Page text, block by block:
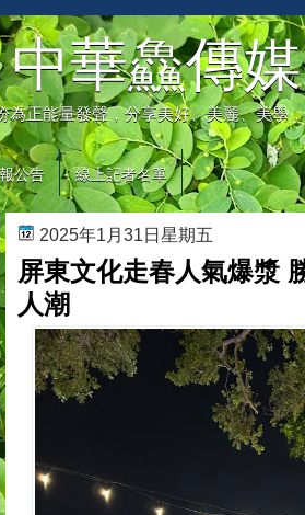
中華鱻傳媒
為正能量發聲，分享美好、美麗、美學
公告 線上記者名單
2025年1月31日星期五
屏東文化走春人氣爆漿
人潮